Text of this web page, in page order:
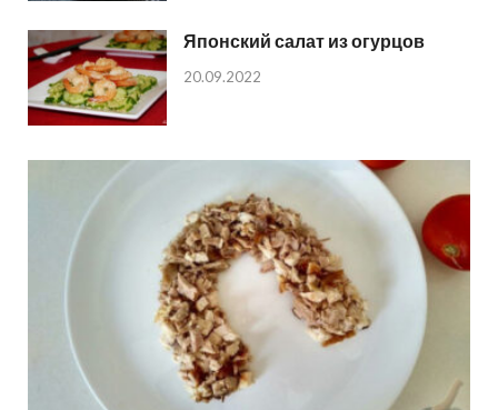
Японский салат из огурцов
20.09.2022